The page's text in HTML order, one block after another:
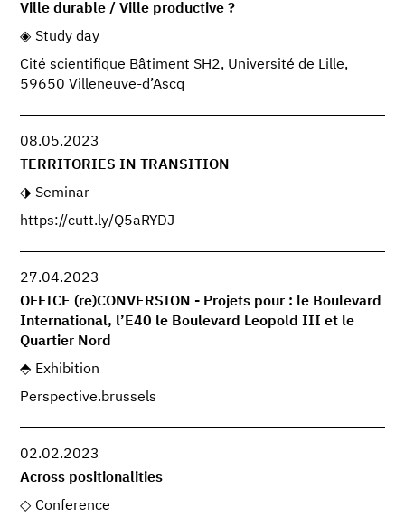
Ville durable / Ville productive ?
Study day
Cité scientifique Bâtiment SH2, Université de Lille,
59650 Villeneuve-d’Ascq
08.05.2023
TERRITORIES IN TRANSITION
Seminar
https://cutt.ly/Q5aRYDJ
27.04.2023
OFFICE (re)CONVERSION - Projets pour : le Boulevard
International, l’E40 le Boulevard Leopold III et le
Quartier Nord
Exhibition
Perspective.brussels
02.02.2023
Across positionalities
Conference